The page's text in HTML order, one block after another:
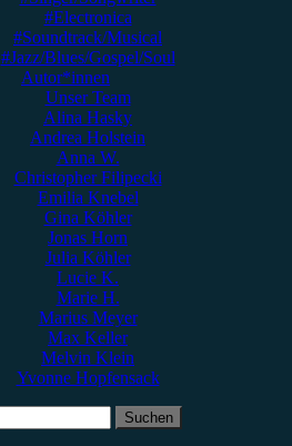
#Electronica
#Soundtrack/Musical
#Jazz/Blues/Gospel/Soul
Autor*innen
Unser Team
Alina Hasky
Andrea Holstein
Anna W.
Christopher Filipecki
Emilia Knebel
Gina Köhler
Jonas Horn
Julia Köhler
Lucie K.
Marie H.
Marius Meyer
Max Keller
Melvin Klein
Yvonne Hopfensack